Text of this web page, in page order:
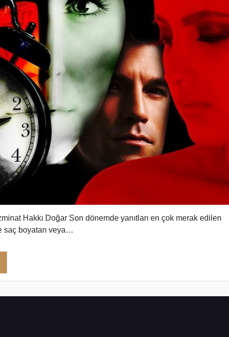
Hakkı Doğar Son dönemde yanıtları en çok merak edilen
saç boyatan veya…